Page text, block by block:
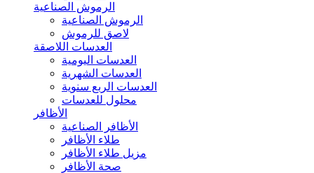
الرموش الصناعية
الرموش الصناعية
لاصق للرموش
العدسات اللاصقة
العدسات اليومية
العدسات الشهرية
العدسات الربع سنوية
محلول للعدسات
الأظافر
الأظافر الصناعية
طلاء الأظافر
مزيل طلاء الأظافر
صحة الأظافر